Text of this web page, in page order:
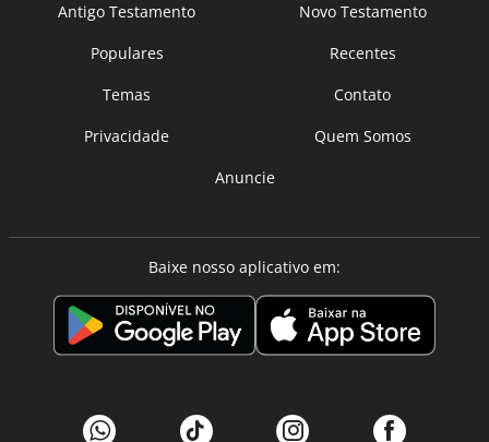
Antigo Testamento
Novo Testamento
Populares
Recentes
Temas
Contato
Privacidade
Quem Somos
Anuncie
Baixe nosso aplicativo em: